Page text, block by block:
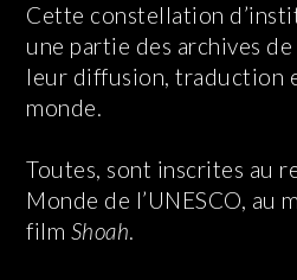
Cette constellation
une partie des archives de
leur diffusion, traduction
monde.
Toutes, sont inscrites au
Monde de l’UNESCO, au
film Shoah.